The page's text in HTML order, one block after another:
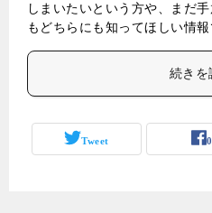
しまいたいという方や、まだ
もどちらにも知ってほしい情報
続きを
Tweet 0